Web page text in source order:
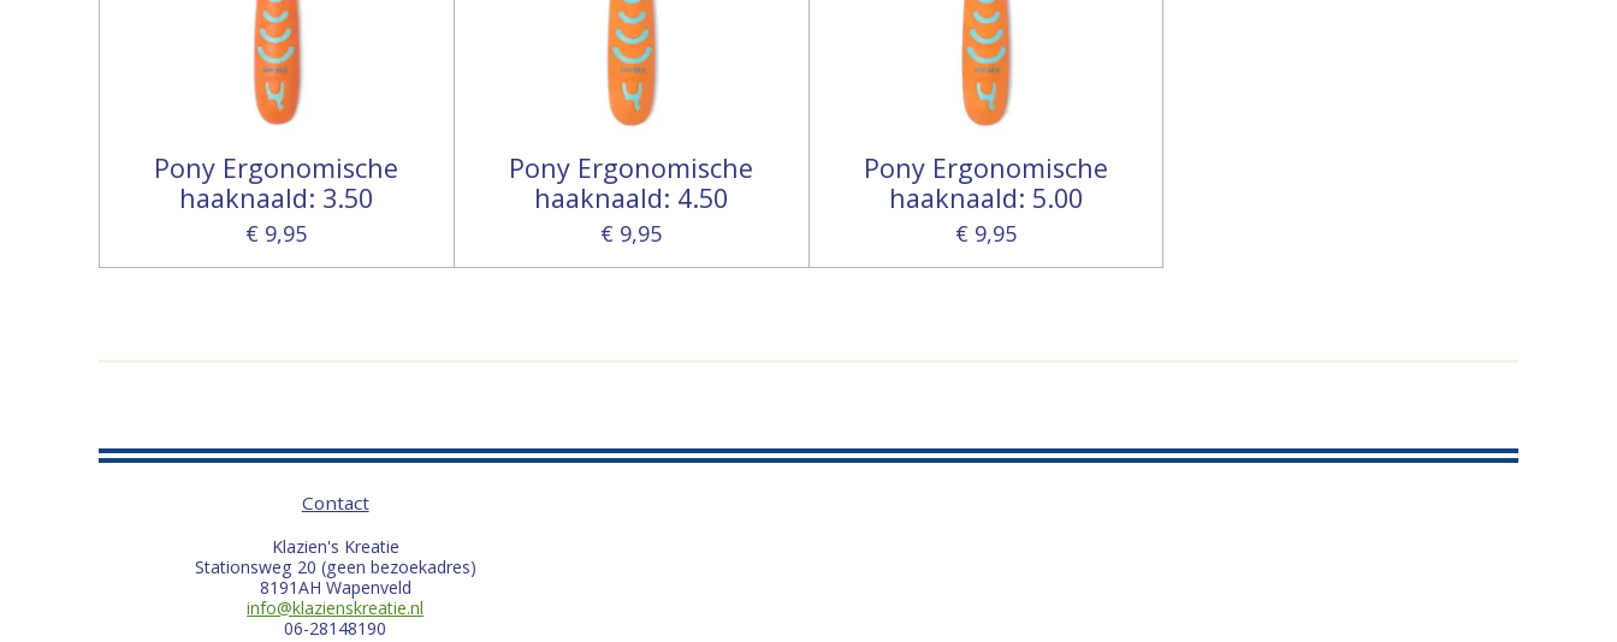
Pony Ergonomische
haaknaald: 3.50
€ 9,95
Pony Ergonomische
haaknaald: 4.50
€ 9,95
Pony Ergonomische
haaknaald: 5.00
€ 9,95
Contact
Klazien's Kreatie
Stationsweg 20 (geen bezoekadres)
8191AH Wapenveld
info@klazienskreatie.nl
06-28148190